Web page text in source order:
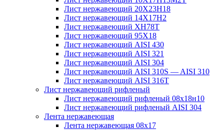
Лист нержавеющий 20Х23Н18
Лист нержавеющий 14Х17Н2
Лист нержавеющий ХН78Т
Лист нержавеющий 95Х18
Лист нержавеющий AISI 430
Лист нержавеющий AISI 321
Лист нержавеющий AISI 304
Лист нержавеющий AISI 310S — AISI 310
Лист нержавеющий AISI 316T
Лист нержавеющий рифленый
Лист нержавеющий рифленый 08х18н10
Лист нержавеющий рифленый AISI 304
Лента нержавеющая
Лента нержавеющая 08х17